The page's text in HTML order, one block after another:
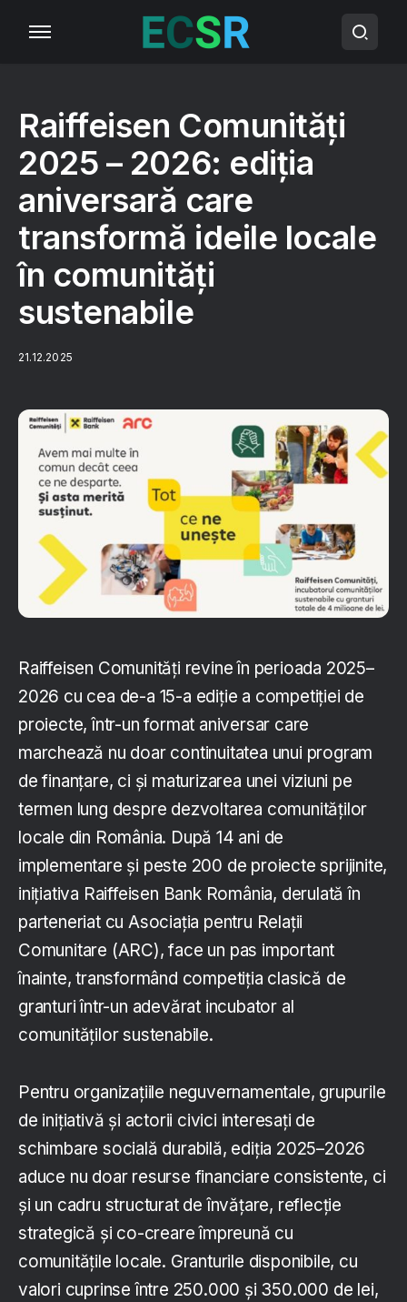
Raiffeisen Comunități
2025 – 2026: ediția
aniversară care
transformă ideile locale
în comunități
sustenabile
21.12.2025
Raiffeisen Comunități revine în perioada 2025–
2026 cu cea de-a 15-a ediție a competiției de
proiecte, într-un format aniversar care
marchează nu doar continuitatea unui program
de finanțare, ci și maturizarea unei viziuni pe
termen lung despre dezvoltarea comunităților
locale din România. După 14 ani de
implementare și peste 200 de proiecte sprijinite,
inițiativa Raiffeisen Bank România, derulată în
parteneriat cu Asociația pentru Relații
Comunitare (ARC), face un pas important
înainte, transformând competiția clasică de
granturi într-un adevărat incubator al
comunităților sustenabile.
Pentru organizațiile neguvernamentale, grupurile
de inițiativă și actorii civici interesați de
schimbare socială durabilă, ediția 2025–2026
aduce nu doar resurse financiare consistente, ci
și un cadru structurat de învățare, reflecție
strategică și co-creare împreună cu
comunitățile locale. Granturile disponibile, cu
valori cuprinse între 250.000 și 350.000 de lei,